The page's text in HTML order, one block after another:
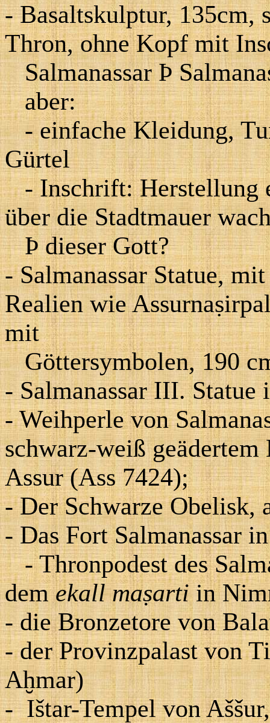
- Basaltskulptur, 135cm,
Thron, ohne Kopf mit
SalmanassarÞ
aber:
- einfache Kleidung,
Gürtel
- Inschrift: Herstellung
über die Stadtmauer
Þdieser Gott?
- Salmanassar Statue,
Realien wie
mit
Göttersymbolen, 190
- Salmanassar III. Statue
- Weihperle von
schwarz-weiß geädertem
Assur (Ass 7424);
- Der Schwarze Obelisk,
- Das Fort Salmanassar
- Thronpodest des
demekall maṣartiin
- die Bronzetore von
- der Provinzpalast von
Aḫmar)
- Ištar-Tempel von